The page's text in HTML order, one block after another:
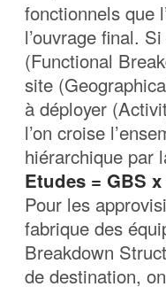
fonctionnels que
l’ouvrage final.
(Functional
site
à déployer
l’on croise
hiérarchique par
Etudes = GBS
Pour les
fabrique des
Breakdown
de destination,